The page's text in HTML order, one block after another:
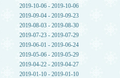
2019-10-06 - 2019-10-06
2019-09-04 - 2019-09-23
2019-08-03 - 2019-08-30
2019-07-23 - 2019-07-29
2019-06-01 - 2019-06-24
2019-05-06 - 2019-05-29
2019-04-22 - 2019-04-27
2019-01-10 - 2019-01-10